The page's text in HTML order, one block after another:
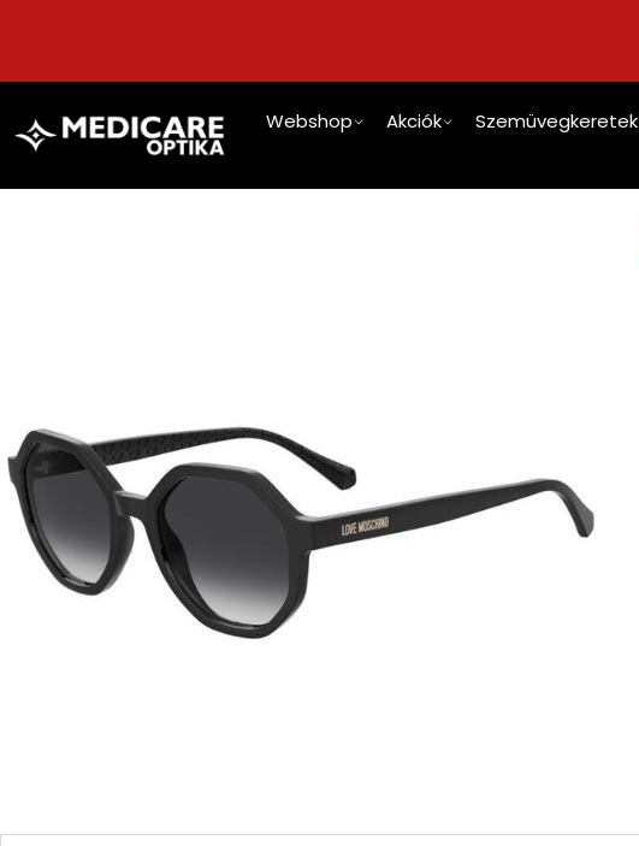
Webshop Akciók Szemüvegkeretek